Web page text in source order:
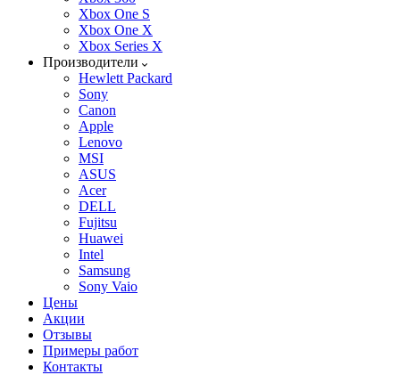
Xbox One S
Xbox One X
Xbox Series X
Производители
Hewlett Packard
Sony
Canon
Apple
Lenovo
MSI
ASUS
Acer
DELL
Fujitsu
Huawei
Intel
Samsung
Sony Vaio
Цены
Акции
Отзывы
Примеры работ
Контакты